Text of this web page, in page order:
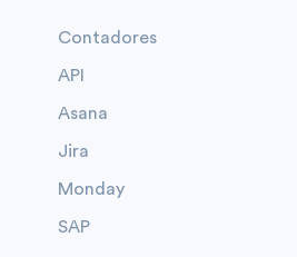
Contadores
API
Asana
Jira
Monday
SAP